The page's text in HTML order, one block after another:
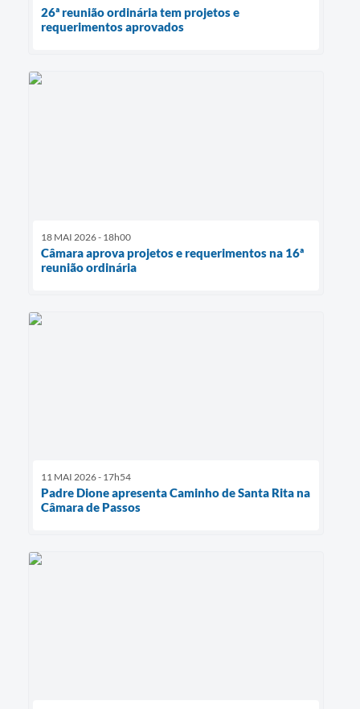
26ª reunião ordinária tem projetos e
requerimentos aprovados
18 MAI 2026 - 18h00
Câmara aprova projetos e requerimentos na 16ª
reunião ordinária
11 MAI 2026 - 17h54
Padre Dione apresenta Caminho de Santa Rita na
Câmara de Passos